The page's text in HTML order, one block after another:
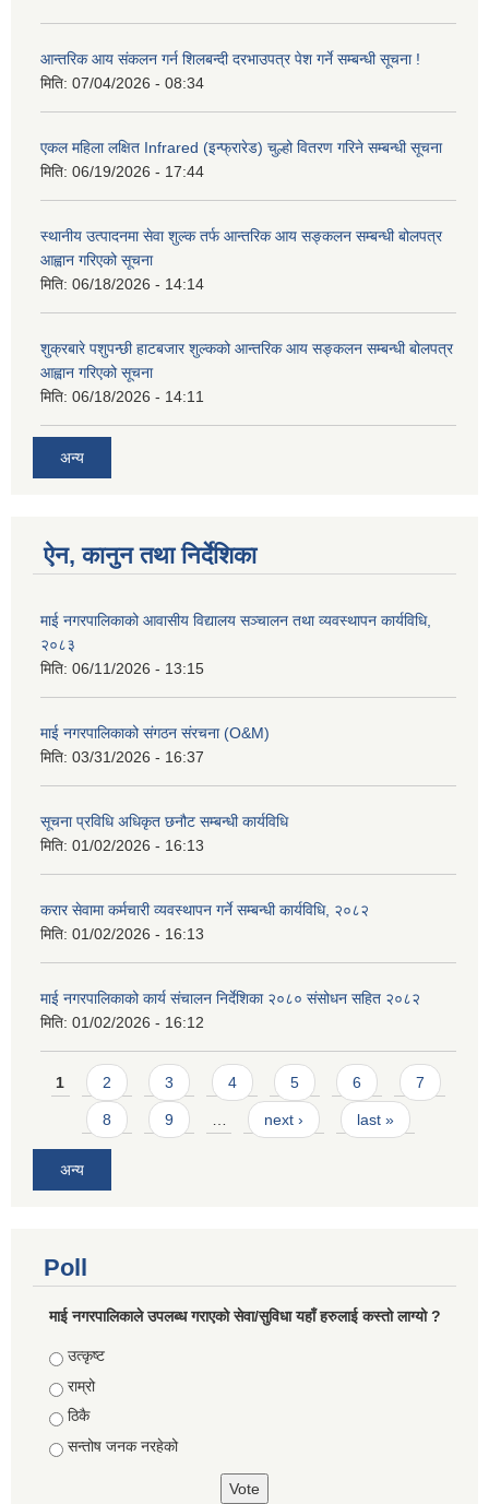
आन्तरिक आय संकलन गर्न शिलबन्दी दरभाउपत्र पेश गर्ने सम्बन्धी सूचना !
मिति: 07/04/2026 - 08:34
एकल महिला लक्षित Infrared (इन्फ्रारेड) चुल्हो वितरण गरिने सम्बन्धी सूचना
मिति: 06/19/2026 - 17:44
स्थानीय उत्पादनमा सेवा शुल्क तर्फ आन्तरिक आय सङ्कलन सम्बन्धी बोलपत्र
आह्वान गरिएको सूचना
मिति: 06/18/2026 - 14:14
शुक्रबारे पशुपन्छी हाटबजार शुल्कको आन्तरिक आय सङ्कलन सम्बन्धी बोलपत्र
आह्वान गरिएको सूचना
मिति: 06/18/2026 - 14:11
अन्य
ऐन, कानुन तथा निर्देशिका
माई नगरपालिकाको आवासीय विद्यालय सञ्चालन तथा व्यवस्थापन कार्यविधि,
२०८३
मिति: 06/11/2026 - 13:15
माई नगरपालिकाको संगठन संरचना (O&M)
मिति: 03/31/2026 - 16:37
सूचना प्रविधि अधिकृत छनौट सम्बन्धी कार्यविधि
मिति: 01/02/2026 - 16:13
करार सेवामा कर्मचारी व्यवस्थापन गर्ने सम्बन्धी कार्यविधि, २०८२
मिति: 01/02/2026 - 16:13
माई नगरपालिकाको कार्य संचालन निर्देशिका २०८० संसोधन सहित २०८२
मिति: 01/02/2026 - 16:12
Pages
1 2 3 4 5 6 7
8 9 next › last »
अन्य
Poll
माई नगरपालिकाले उपलब्ध गराएको सेवा/सुविधा यहाँ हरुलाई कस्तो लाग्यो ?
Choices
उत्कृष्ट
राम्रो
ठिकै
सन्तोष जनक नरहेको